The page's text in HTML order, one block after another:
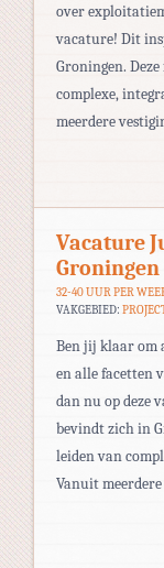
over
vacature! Dit
Groningen.
complexe,
meerdere
Vacature
Groningen
32-40 UUR PER
VAKGEBIED:
Ben jij klaar om
en alle facetten
dan nu op deze
bevindt zich in
leiden van
Vanuit